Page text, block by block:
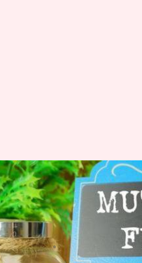
को लेकर
फैली हैं गलत
है सच्चाई
Jun 21, 2019 07:07 pm